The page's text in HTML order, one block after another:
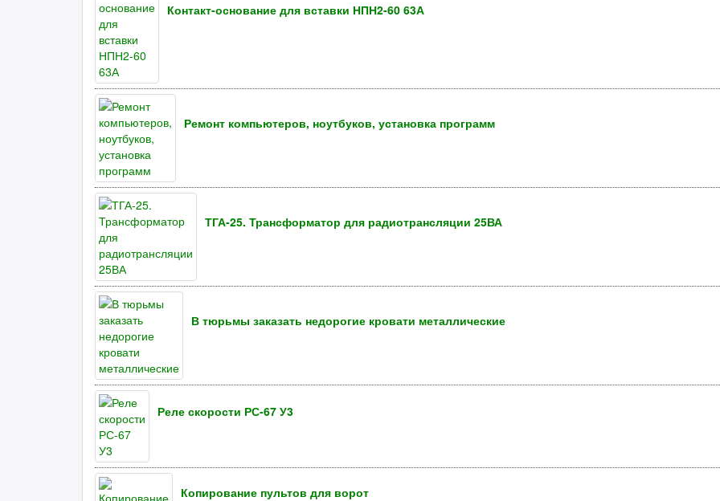
Контакт-основание для вставки НПН2-60 63А
Ремонт компьютеров, ноутбуков, установка программ
ТГА-25. Трансформатор для радиотрансляции 25ВА
В тюрьмы заказать недорогие кровати металлические
Реле скорости РС-67 У3
Копирование пультов для ворот